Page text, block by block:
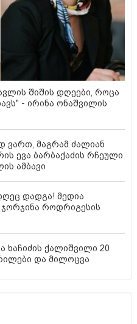
შიშის დღეები, როცა
- ირინა ონაშვილის
ვართ, მაგრამ ძალიან
ევა ბარბაქაძის რჩეული
ამბავი
დადგა! მედია
როდრიგესის
ხაჩიძის ქალიშვილი 20
და მილოცვა